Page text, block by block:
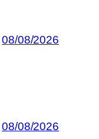
08/08/2026
08/08/2026